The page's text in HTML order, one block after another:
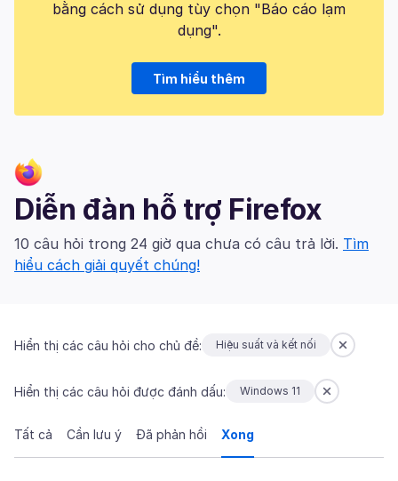
bằng cách sử dụng tùy chọn "Báo cáo lạm
dụng".
Tìm hiểu thêm
Diễn đàn hỗ trợ Firefox
10 câu hỏi trong 24 giờ qua chưa có câu trả lời. Tìm
hiểu cách giải quyết chúng!
Hiển thị các câu hỏi cho chủ đề: Hiệu suất và kết nối
Hiển thị các câu hỏi được đánh dấu: Windows 11
Tất cả Cần lưu ý Đã phản hồi Xong